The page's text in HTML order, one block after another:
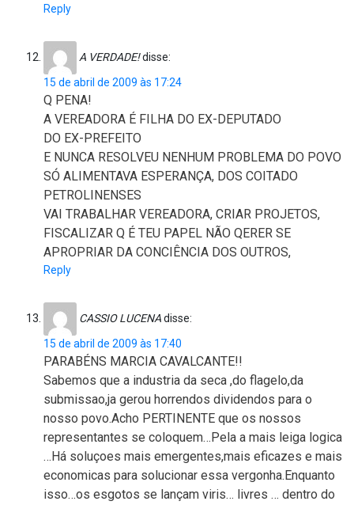
Reply
A VERDADE!disse:
15 de abril de 2009 às 17:24
Q PENA!
A VEREADORA É FILHA DO EX-DEPUTADO
DO EX-PREFEITO
E NUNCA RESOLVEU NENHUM PROBLEMA DO POVO
SÓ ALIMENTAVA ESPERANÇA, DOS COITADO
PETROLINENSES
VAI TRABALHAR VEREADORA, CRIAR PROJETOS,
FISCALIZAR Q É TEU PAPEL NÃO QERER SE
APROPRIAR DA CONCIÊNCIA DOS OUTROS,
Reply
CASSIO LUCENAdisse:
15 de abril de 2009 às 17:40
PARABÉNS MARCIA CAVALCANTE!!
Sabemos que a industria da seca ,do flagelo,da
submissao,ja gerou horrendos dividendos para o
nosso povo.Acho PERTINENTE que os nossos
representantes se coloquem…Pela a mais leiga logica
…Há soluçoes mais emergentes,mais eficazes e mais
economicas para solucionar essa vergonha.Enquanto
isso…os esgotos se lançam viris… livres … dentro do